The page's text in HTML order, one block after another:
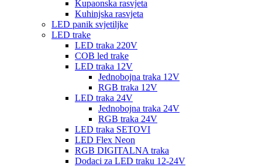
Kupaonska rasvjeta
Kuhinjska rasvjeta
LED panik svjetiljke
LED trake
LED traka 220V
COB led trake
LED traka 12V
Jednobojna traka 12V
RGB traka 12V
LED traka 24V
Jednobojna traka 24V
RGB traka 24V
LED traka SETOVI
LED Flex Neon
RGB DIGITALNA traka
Dodaci za LED traku 12-24V